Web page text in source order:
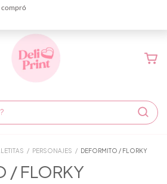
hasta 6 días hábiles
/ PERSONAJES / DEFORMITO / FLORKY
/ FLORKY